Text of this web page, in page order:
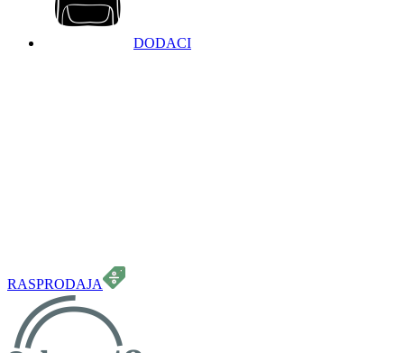
DODACI
RASPRODAJA